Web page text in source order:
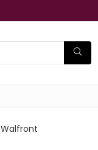
‎Walfront